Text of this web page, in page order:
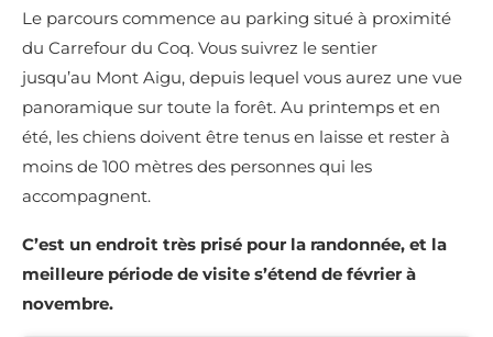
Le parcours commence au parking situé à proximité
du Carrefour du Coq. Vous suivrez le sentier
jusqu’au Mont Aigu, depuis lequel vous aurez une vue
panoramique sur toute la forêt. Au printemps et en
été, les chiens doivent être tenus en laisse et rester à
moins de 100 mètres des personnes qui les
accompagnent.
C’est un endroit très prisé pour la randonnée, et la
meilleure période de visite s’étend de février à
novembre.